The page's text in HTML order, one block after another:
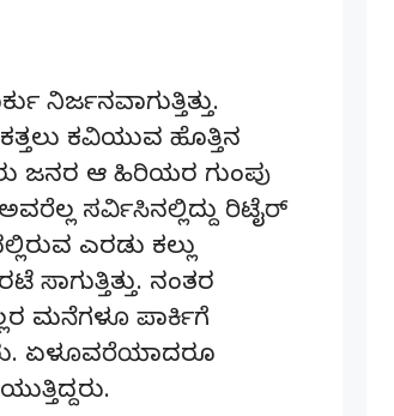
ಕವಿಯುವ ಹೊತ್ತಿನ
ಜನರ ಆ ಹಿರಿಯರ ಗುಂಪು
ಸರ್ವಿಸಿನಲ್ಲಿದ್ದು ರಿಟೈರ್
ಎರಡು ಕಲ್ಲು
ನಂತರ
ಮನೆಗಳೂ ಪಾರ್ಕಿಗೆ
ಏಳೂವರೆಯಾದರೂ